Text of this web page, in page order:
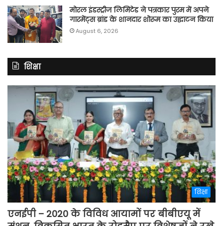
मोरल इंडस्ट्रीज लिमिटेड ने पत्रकार पुरम में अपने
गारमेंट्स ब्रांड के शानदार शोरूम का उद्घाटन किया
August 6, 2026
शिक्षा
शिक्षा
एनईपी – 2020 के विविध आयामों पर बीबीएयू में